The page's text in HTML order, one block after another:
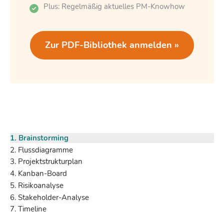
1. Brainstorming
2. Flussdiagramme
3. Projektstrukturplan
4. Kanban-Board
5. Risikoanalyse
6. Stakeholder-Analyse
7. Timeline
Plus: Regelmäßig aktuelles PM-Knowhow
Zur PDF-Bibliothek anmelden »